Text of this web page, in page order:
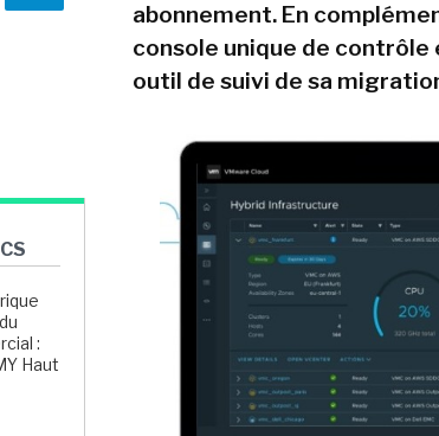
:
Haut
abonnement. En
console unique de contrôle
outil de suivi de sa